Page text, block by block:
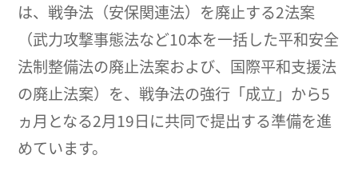
は、戦争法（安保関連法）を廃止する2法案
（武力攻撃事態法など10本を一括した平和安全
法制整備法の廃止法案および、国際平和支援法
の廃止法案）を、戦争法の強行「成立」から5
ヵ月となる2月19日に共同で提出する準備を進
めています。